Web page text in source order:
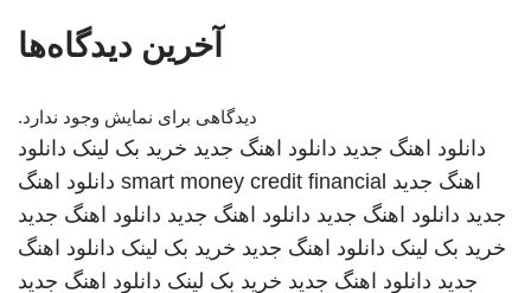
آخرین دیدگاه‌ها
دیدگاهی برای نمایش وجود ندارد.
دانلود اهنگ جدید دانلود اهنگ جدید خرید بک لینک دانلود
اهنگ جدید smart money credit financial دانلود اهنگ
جدید دانلود اهنگ جدید دانلود اهنگ جدید دانلود اهنگ جدید
خرید بک لینک دانلود اهنگ جدید خرید بک لینک دانلود اهنگ
جدید دانلود اهنگ جدید خرید بک لینک دانلود اهنگ جدید